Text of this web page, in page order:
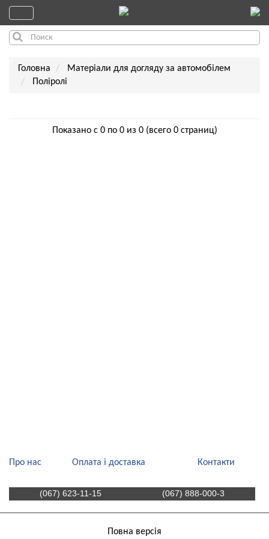
Головна
Матеріали для догляду за автомобілем
Поліролі
Показано с 0 по 0 из 0 (всего 0 страниц)
Про нас Оплата і доставка Контакти
(067) 623-11-15 (067) 888-000-3
Повна версія